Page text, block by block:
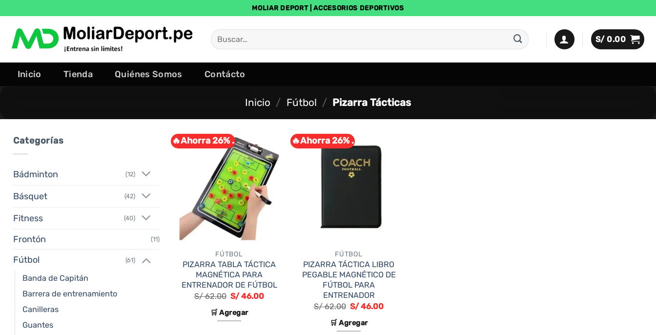
contenido
MOLIAR DEPORT | ACCESORIOS DEPORTIVOS
Buscar
por:
S/0.00
Inicio Tienda Quiénes Somos Contácto
Inicio / Fútbol / Pizarra Tácticas
Categorías
Bádminton (12)
Básquet (42)
Fitness (40)
Frontón (11)
Fútbol (61)
Banda de Capitán
Barrera de entrenamiento
Canilleras
Guantes
🔥Ahorra 26% .
FÚTBOL
PIZARRA TABLA TÁCTICA
MAGNÉTICA PARA
ENTRENADOR DE FÚTBOL
S/62.00 El
original
era:
S/46.00El
🛒 Agregar
🔥Ahorra 26% .
FÚTBOL
PIZARRA TÁCTICA LIBRO
PEGABLE MAGNÉTICO DE
FÚTBOL PARA
ENTRENADOR
S/62.00 El
original
era:
S/46.00El
🛒 Agregar